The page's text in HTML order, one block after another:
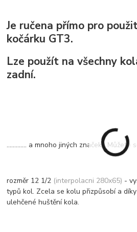
Je ručena přímo pro
kočárku GT3.
Lze použít na všechny
zadní.
............. a mnoho jiných značek. Můžete
rozměr 12 1/2 (interpolacni 280x65) -
typů kol. Zcela se kolu přizpůsobí a
ulehčené huštění kola.